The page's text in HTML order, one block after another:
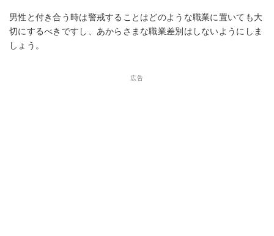
男性と付き合う時は警戒することはどのような職業に置いても大
切にするべきですし、あからさまな職業差別はしないようにしま
しょう。
広告